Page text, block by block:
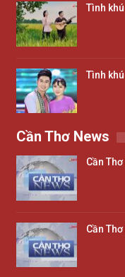
Tình
Tình
Cần Thơ News
Cần
Cần